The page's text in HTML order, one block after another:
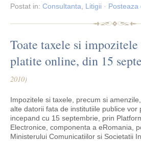
Postat in: Consultanta Litigii · Posteaza
Toate taxele si
platite online, din 15
2010)
Impozitele si taxele, precum si
alte datorii fata de institutiile publice vor
incepand cu 15 septembrie, prin
Electronice, componenta a eRomania,
Ministerului Comunicatiilor si Societatii